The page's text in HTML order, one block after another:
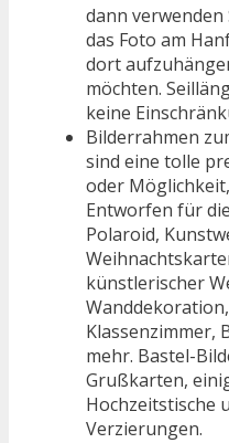
dann verwenden
das Foto am
dort
möchten.
keine
Bilderrahmen
sind eine tolle
oder
Entworfen für
Polaroid,
künstlerischer
Klassenzimmer,
mehr. Bastel-
Grußkarten,
Hochzeitstische
Verzierungen.